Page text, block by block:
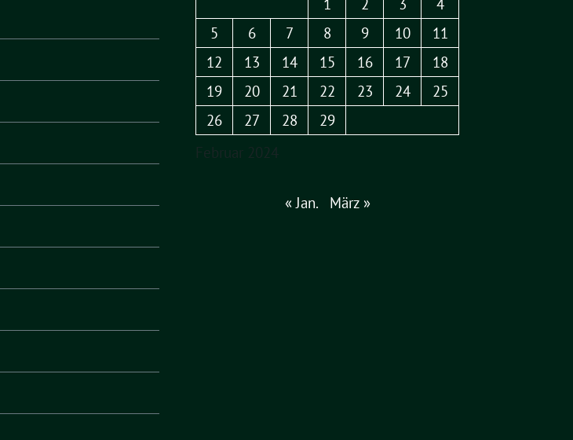
Februar 2024
5
6 7 8 9 10
11
12
13 14 15 16 17
18
19
20 21 22 23 24
25
26
27 28 29
« Jan. März »